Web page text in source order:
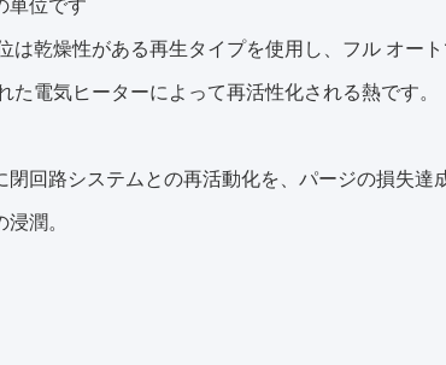
単位です
は乾燥性がある再生タイプを使用し、フル オー
た電気ヒーターによって再活性化される熱です。
閉回路システムとの再活動化を、パージの損失達
潤。